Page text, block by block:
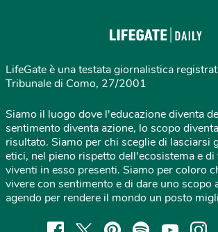
LifeGate è una testata giornalistica
Tribunale di Como, 27/2001
Siamo il luogo dove l'educazione diventa
sentimento diventa azione, lo scopo
risultato. Siamo per chi sceglie di lasciarsi
etici, nel pieno rispetto dell'ecosistema e
viventi in esso presenti. Siamo per coloro
vivere con sentimento e di dare uno scopo
agendo per rendere il mondo un posto